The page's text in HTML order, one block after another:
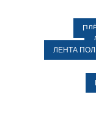
ЛЕНТА